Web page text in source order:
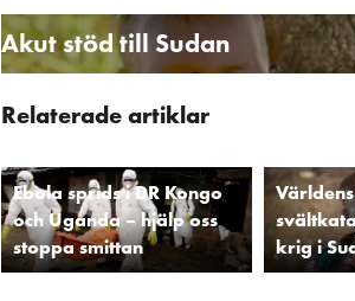
Akut stöd till Sudan
Relaterade artiklar
Ebola sprids i DR Kongo
och Uganda – hjälp oss
stoppa smittan
krig i